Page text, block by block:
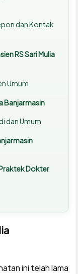
dan Kontak
RS Sari Mulia
Umum
Banjarmasin
dan Umum
Dokter
ini telah lama